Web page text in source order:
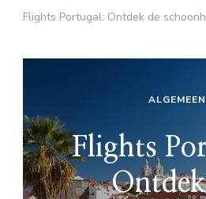
Flights Portugal: Ontdek de
ALGEMEEN
Flights